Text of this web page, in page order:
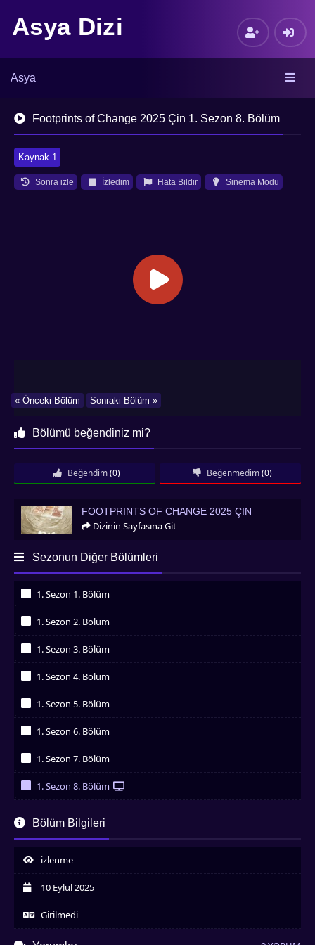
Asya Dizi
Asya
Footprints of Change 2025 Çin 1. Sezon 8. Bölüm
Kaynak 1
Sonra izle İzledim Hata Bildir Sinema Modu
Sonraki Bölüm »
« Önceki Bölüm
Bölümü beğendiniz mi?
Beğendim (0) Beğenmedim (0)
Footprints of Change 2025 Çin
FOOTPRINTS OF CHANGE 2025 ÇIN
Dizinin Sayfasına Git
Sezonun Diğer Bölümleri
1. Sezon 1. Bölüm
1. Sezon 2. Bölüm
1. Sezon 3. Bölüm
1. Sezon 4. Bölüm
1. Sezon 5. Bölüm
1. Sezon 6. Bölüm
1. Sezon 7. Bölüm
1. Sezon 8. Bölüm
İzledim
İzledim
1. Sezon 10. Bölüm
İzledim
İzledim
1. Sezon 12. Bölüm
İzledim
Bölüm Bilgileri
izlenme
10 Eylül 2025
Girilmedi